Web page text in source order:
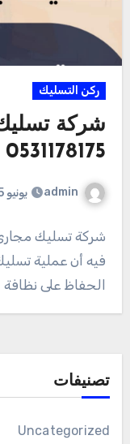
ركن التسليك
شركة
0531178175
admin يونيو 25, 2024
فيه أن عملية
الحفاظ على
تصنيفات
Uncategorized